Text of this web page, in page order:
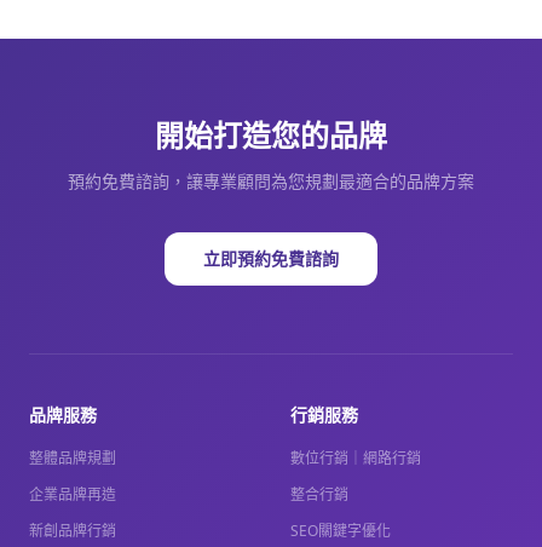
開始打造您的品牌
預約免費諮詢，讓專業顧問為您規劃最適合的品牌方案
立即預約免費諮詢
品牌服務
整體品牌規劃
企業品牌再造
新創品牌行銷
行銷服務
數位行銷｜網路行銷
整合行銷
SEO關鍵字優化